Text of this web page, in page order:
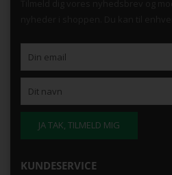
KUNDESERVICE